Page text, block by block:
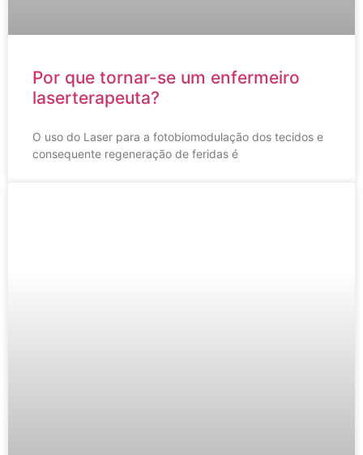
Por que tornar-se um enfermeiro
laserterapeuta?
O uso do Laser para a fotobiomodulação dos tecidos e
consequente regeneração de feridas é